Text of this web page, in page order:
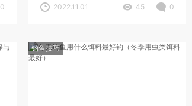
0
巧”“钓深水”
2022.11.01 45 0
钓鱼技巧